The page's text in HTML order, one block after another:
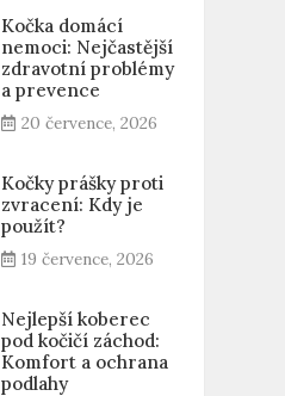
Kočka domácí
nemoci: Nejčastější
zdravotní problémy
a prevence
20 července, 2026
Kočky prášky proti
zvracení: Kdy je
použít?
19 července, 2026
Nejlepší koberec
pod kočičí záchod:
Komfort a ochrana
podlahy